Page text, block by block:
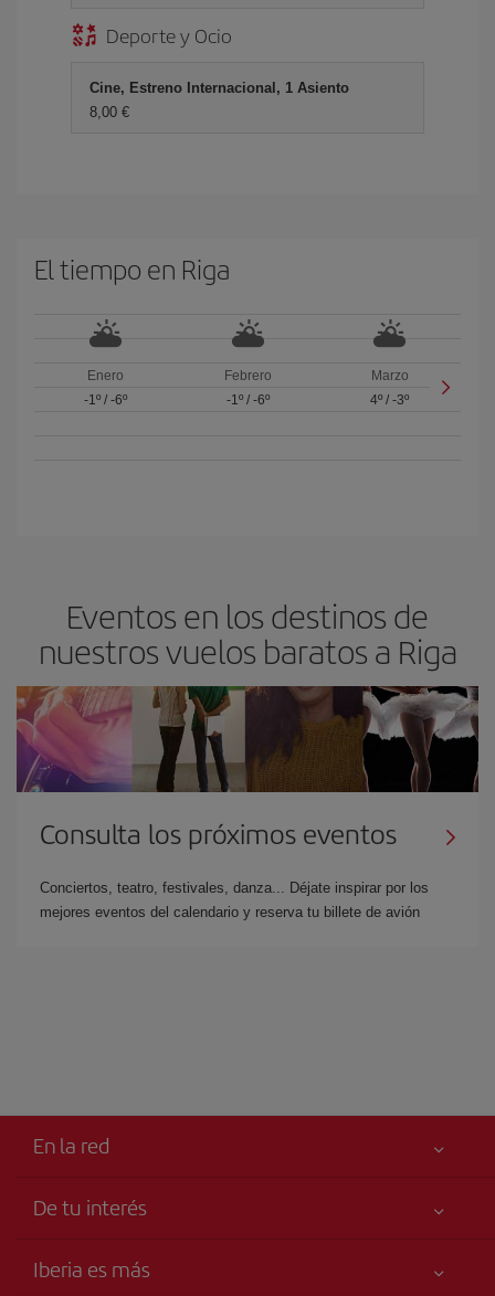
Deporte y Ocio
Cine, Estreno Internacional, 1 Asiento
8,00 €
El tiempo en Riga
Enero
-1º/ -6º
Febrero
-1º/ -6º
Marzo
4º /-3º
Eventos en los destinos de
nuestros vuelos baratos a Riga
Consulta los próximos eventos
Conciertos, teatro, festivales, danza... Déjate inspirar por los
mejores eventos del calendario y reserva tu billete de avión
En la red
De tu interés
Declaración de accesibilidad
Iberia es más